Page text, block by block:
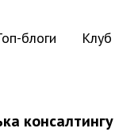
блоги Клуб
консалтингу